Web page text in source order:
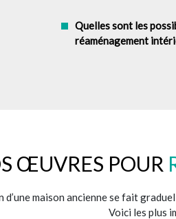
Quelles sont les
réaménagement
ŒUVRES POUR
d’une maison ancienne se fait
Voici les plus